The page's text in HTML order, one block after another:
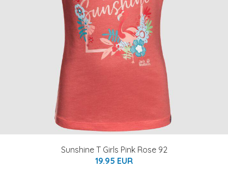
Sunshine T Girls Pink Rose 92
19.95 EUR